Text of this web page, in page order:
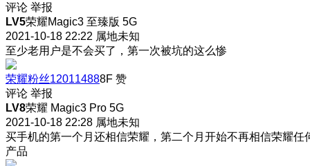
评论 举报
LV5荣耀Magic3 至臻版 5G
2021-10-18 22:22 属地未知
至少老用户是不会买了，第一次被坑的这么惨
荣耀粉丝120114888F 赞
评论 举报
LV8荣耀 Magic3 Pro 5G
2021-10-18 22:28 属地未知
买手机的第一个月还相信荣耀，第二个月开始不再相信荣耀任
产品